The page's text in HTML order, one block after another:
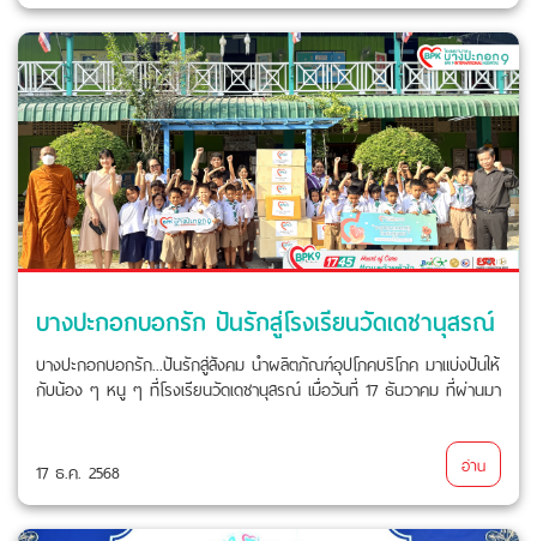
บางปะกอกบอกรัก ปันรักสู่โรงเรียนวัดเดชานุสรณ์
บางปะกอกบอกรัก...ปันรักสู่สังคม นำผลิตภัณฑ์อุปโภคบริโภค มาแบ่งปันให้
กับน้อง ๆ หนู ๆ ที่โรงเรียนวัดเดชานุสรณ์ เมื่อวันที่ 17 ธันวาคม ที่ผ่านมา
17 ธ.ค. 2568 อ่าน